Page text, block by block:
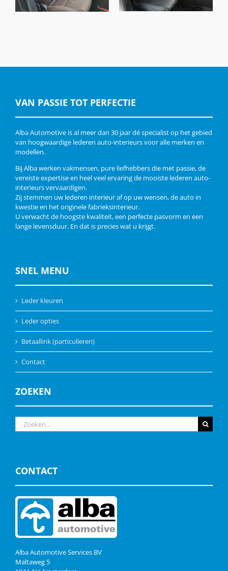
VAN PASSIE TOT PERFECTIE
Alba Automotive is al meer dan 30 jaar dé specialist op het gebied
van hoogwaardige lederen auto-interieurs voor alle merken en
modellen.
Bij Alba werken vakmensen, pure liefhebbers die met passie, de
vereiste expertise en heel veel ervaring de mooiste lederen auto-
interieurs vervaardigen.
Zij stemmen uw lederen interieur af op uw wensen, de auto in
kwestie en het originele fabrieksinterieur.
U verwacht de hoogste kwaliteit, een perfecte pasvorm en een
lange levensduur. En dat is precies wat u krijgt.
SNEL MENU
Leder kleuren
Leder opties
Betaallink (particulieren)
Contact
ZOEKEN
Zoeken
naar:
CONTACT
Alba Automotive Services BV
Maltaweg 5